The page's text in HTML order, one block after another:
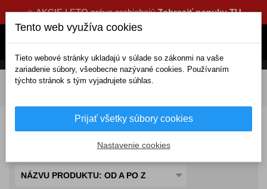
☀️ AKCIE LETO práve prebiehajúZobraziť ponuku TU
DOMOV Elektrické doplnky
Xenónové žiarovky H3
NÁZVU PRODUKTU: OD A PO Z
Tento web využíva cookies
Tieto webové stránky ukladajú v súlade so zákonmi na vaše
zariadenie súbory, všeobecne nazývané cookies. Používaním
týchto stránok s tým vyjadrujete súhlas.
Prijať všetky súbory cookies
Nastavenie cookies